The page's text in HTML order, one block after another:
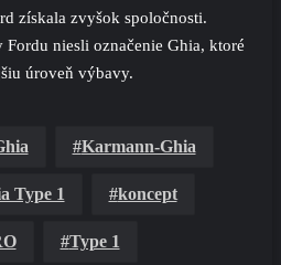
získala zvyšok spoločnosti.
niesli označenie Ghia, ktoré
úroveň výbavy.
Karmann-Ghia
Type 1 koncept
Type 1